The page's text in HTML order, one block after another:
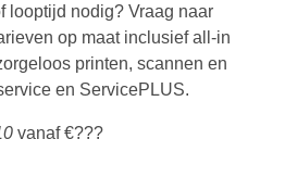
looptijd nodig? Vraag naar
op maat inclusief all-in
printen, scannen en
en ServicePLUS.
vanaf €???